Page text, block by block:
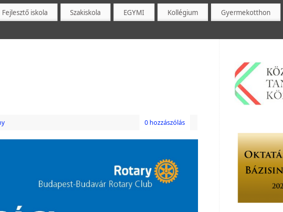
Fejlesztő iskola Szakiskola EGYMI Kollégium
Gyermekotthon
0 hozzászólás